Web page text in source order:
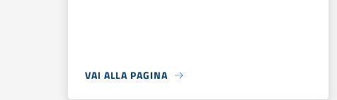
VAI ALLA PAGINA